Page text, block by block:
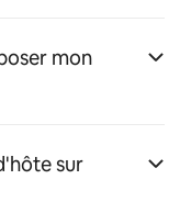
mon
sur